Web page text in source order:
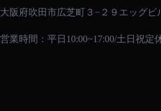
大阪府吹田市広芝町３−２９エッグビ
営業時間：平日10:00~17:00/土日祝定